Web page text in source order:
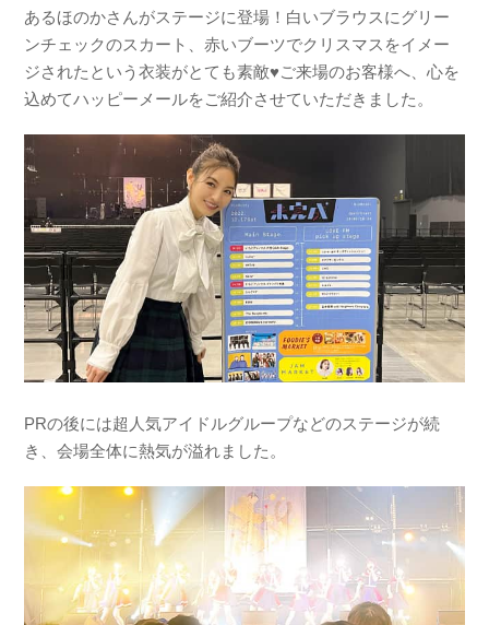
あるほのかさんがステージに登場！白いブラウスにグリー
ンチェックのスカート、赤いブーツでクリスマスをイメー
ジされたという衣装がとても素敵♥ご来場のお客様へ、心を
込めてハッピーメールをご紹介させていただきました。
PRの後には超人気アイドルグループなどのステージが続
き、会場全体に熱気が溢れました。